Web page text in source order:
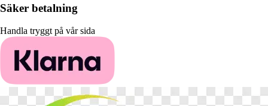
Säker betalning
Handla tryggt på vår sida